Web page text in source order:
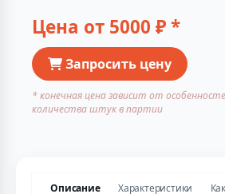
Цена от 5000 ₽ *
Запросить цену
* конечная цена зависит от
количества штук в партии
Описание Характеристики